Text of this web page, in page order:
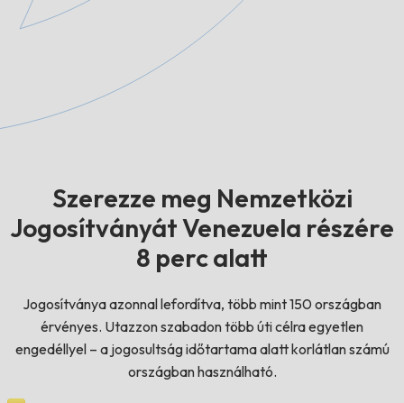
Szerezze meg Nemzetközi
Jogosítványát Venezuela részére
8 perc alatt
Jogosítványa azonnal lefordítva, több mint 150 országban
érvényes. Utazzon szabadon több úti célra egyetlen
engedéllyel – a jogosultság időtartama alatt korlátlan számú
országban használható.